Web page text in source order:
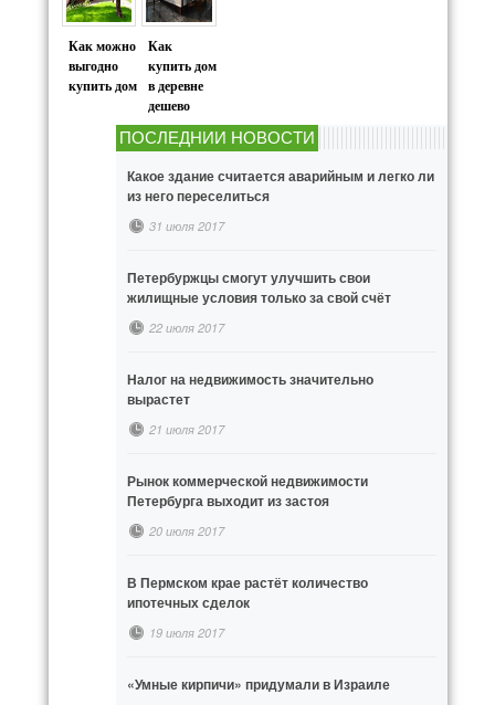
Как можно
выгодно
купить дом
Как
купить дом
в деревне
дешево
ПОСЛЕДНИИ НОВОСТИ
Какое здание считается аварийным и легко ли
из него переселиться
31 июля 2017
Петербуржцы смогут улучшить свои
жилищные условия только за свой счёт
22 июля 2017
Налог на недвижимость значительно
вырастет
21 июля 2017
Рынок коммерческой недвижимости
Петербурга выходит из застоя
20 июля 2017
В Пермском крае растёт количество
ипотечных сделок
19 июля 2017
«Умные кирпичи» придумали в Израиле